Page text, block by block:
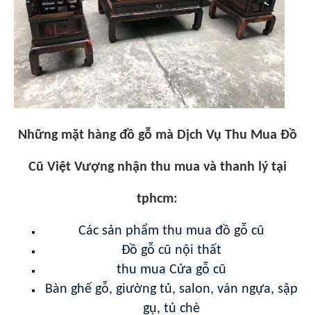
Những mặt hàng đồ gỗ mà Dịch Vụ Thu Mua Đồ
Cũ Việt Vượng nhận thu mua và thanh lý tại
tphcm:
Các sản phẩm thu mua đồ gỗ cũ
Đồ gỗ cũ nội thất
thu mua Cửa gỗ cũ
Bàn ghế gỗ, giường tủ, salon, ván ngựa, sập
gụ, tủ chè